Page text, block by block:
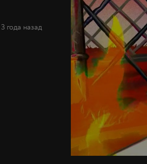
года назад